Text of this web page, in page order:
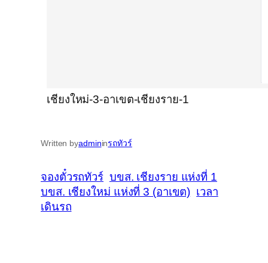
เชียงใหม่-3-อาเขต-เชียงราย-1
Written byadmininรถทัวร์
จองตั๋วรถทัวร์ บขส. เชียงราย แห่งที่ 1
บขส. เชียงใหม่ แห่งที่ 3 (อาเขต) เวลา
เดินรถ